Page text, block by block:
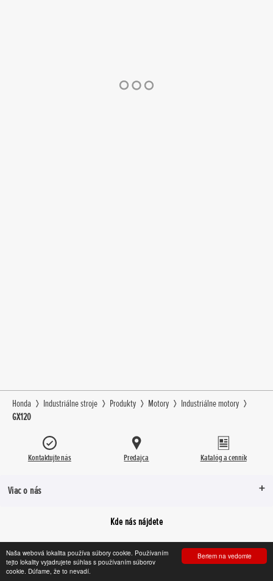
Beriem na vedomie
Naša webová lokalita používa súbory cookie. Používaním
tejto lokality vyjadrujete súhlas s používaním súborov
cookie. Dúfame, že to nevadí.
Honda Industriálne stroje Produkty Motory
Industriálne motory
GX120
Kontaktujte nás Predajca Katalóg a cenník
Viac o nás
Kde nás nájdete
Facebook